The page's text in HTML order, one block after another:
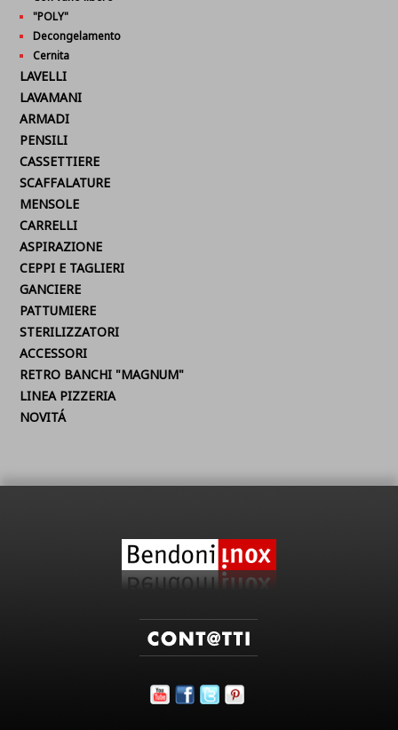
"POLY"
Decongelamento
Cernita
LAVELLI
LAVAMANI
ARMADI
PENSILI
CASSETTIERE
SCAFFALATURE
MENSOLE
CARRELLI
ASPIRAZIONE
CEPPI E TAGLIERI
GANCIERE
PATTUMIERE
STERILIZZATORI
ACCESSORI
RETRO BANCHI "MAGNUM"
LINEA PIZZERIA
NOVITÁ